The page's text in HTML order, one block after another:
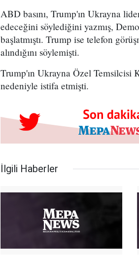
ABD basını, Trump'ın Ukrayna
edeceğini söylediğini yazmış,
başlatmıştı. Trump ise telefon
alındığını söylemişti.
Trump'ın Ukrayna Özel Temsilcisi
nedeniyle istifa etmişti.
İlgili Haberler